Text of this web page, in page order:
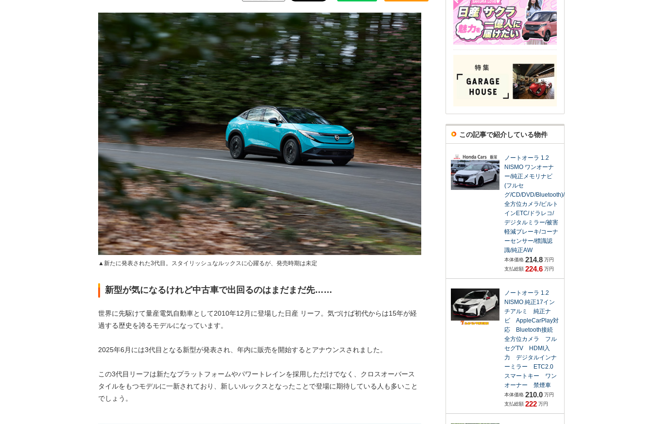
▲新たに発表された3代目。スタイリッシュなルックスに心躍るが、発売時期は未定
新型が気になるけれど中古車で出回るのはまだまだ先……
世界に先駆けて量産電気自動車として2010年12月に登場した日産 リーフ。気づけば初代からは15年が経
過する歴史を誇るモデルになっています。
2025年6月には3代目となる新型が発表され、年内に販売を開始するとアナウンスされました。
この3代目リーフは新たなプラットフォームやパワートレインを採用しただけでなく、クロスオーバース
タイルをもつモデルに一新されており、新しいルックスとなったことで登場に期待している人も多いこと
でしょう。
この記事で紹介している物件
ノートオーラ 1.2
NISMO ワンオーナ
ー/純正メモリナビ
(フルセ
グ/CD/DVD/Bluetooth)/
全方位カメラ/ビルト
インETC/ドラレコ/
デジタルミラー/被害
軽減ブレーキ/コーナ
ーセンサー/標識認
識/純正AW
本体価格 214.8 万円
支払総額 224.6 万円
ノートオーラ 1.2
NISMO 純正17イン
チアルミ 純正ナ
ビ AppleCarPlay対
応 Bluetooth接続
全方位カメラ フル
セグTV HDMI入
力 デジタルインナ
ーミラー ETC2.0
スマートキー ワン
オーナー 禁煙車
本体価格 210.0 万円
支払総額 222 万円